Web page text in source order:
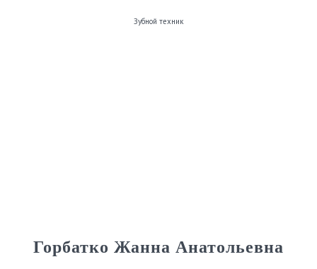
Зубной техник
Горбатко Жанна Анатольевна